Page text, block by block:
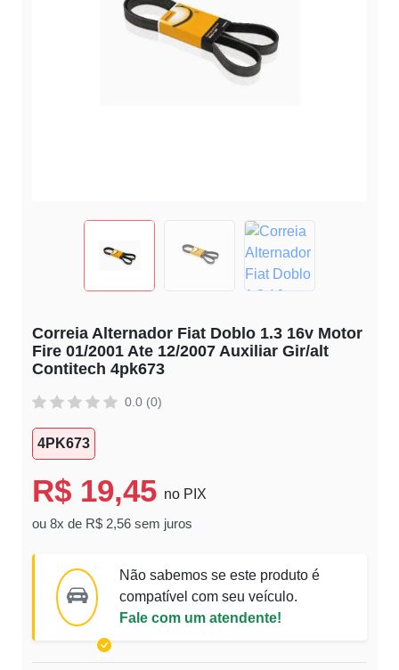
Correia Alternador Fiat Doblo 1.3 16v Motor
Fire 01/2001 Ate 12/2007 Auxiliar Gir/alt
Contitech 4pk673
0.0 (0)
4PK673
R$ 19,45 no PIX
ou 8x de R$ 2,56 sem juros
Não sabemos se este produto é
compatível com seu veículo.
Fale com um atendente!